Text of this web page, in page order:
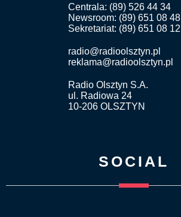
Centrala: (89) 526 44 34
Newsroom: (89) 651 08 48
Sekretariat: (89) 651 08 12
radio@radioolsztyn.pl
reklama@radioolsztyn.pl
Radio Olsztyn S.A.
ul. Radiowa 24
10-206 OLSZTYN
SOCIAL